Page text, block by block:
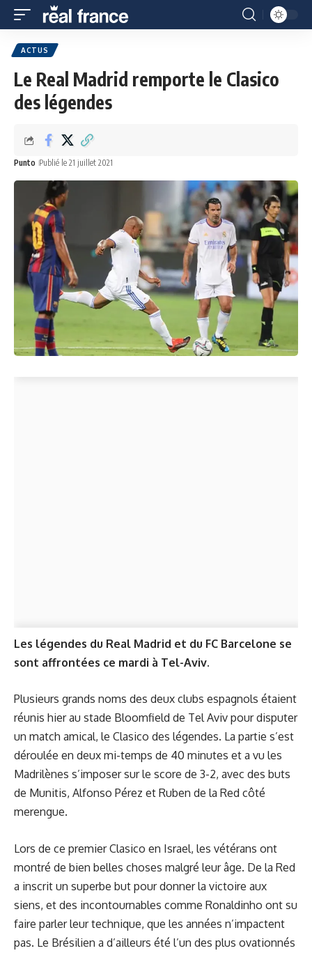
ACTUS
Le Real Madrid remporte le Clasico
des légendes
Punto Publié le 21 juillet 2021
Les légendes du Real Madrid et du FC Barcelone se
sont affrontées ce mardi à Tel-Aviv.
Plusieurs grands noms des deux clubs espagnols étaient
réunis hier au stade Bloomfield de Tel Aviv pour disputer
un match amical, le Clasico des légendes. La partie s’est
déroulée en deux mi-temps de 40 minutes et a vu les
Madrilènes s’imposer sur le score de 3-2, avec des buts
de Munitis, Alfonso Pérez et Ruben de la Red côté
merengue.
Lors de ce premier Clasico en Israel, les vétérans ont
montré de bien belles choses malgré leur âge. De la Red
a inscrit un superbe but pour donner la victoire aux
siens, et des incontournables comme Ronaldinho ont su
faire parler leur technique, que les années n’impactent
pas. Le Brésilien a d’ailleurs été l’un des plus ovationnés